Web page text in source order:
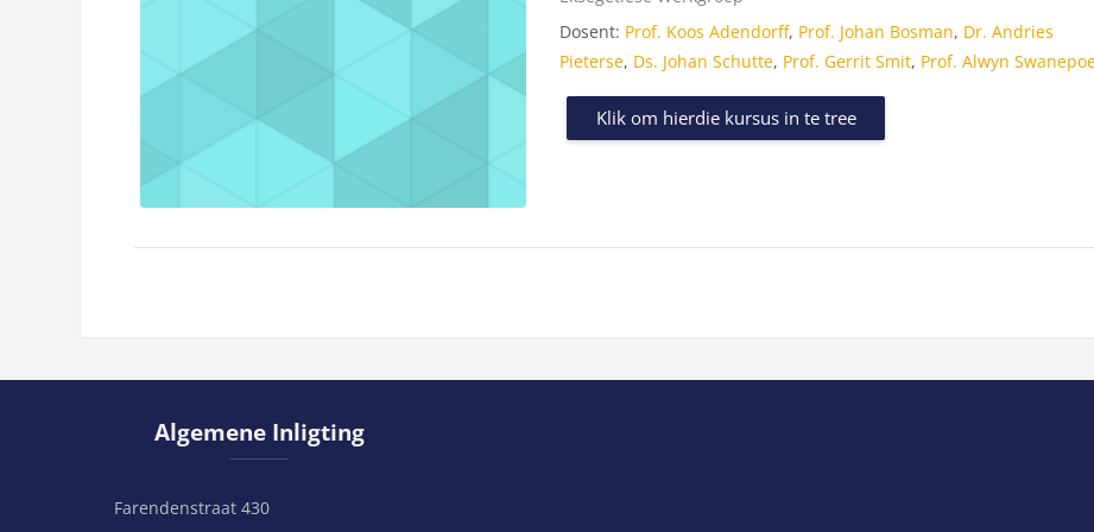
Dosent: Prof. Koos Adendorff, Prof. Johan Bosman, Dr. Andries
Pieterse, Ds. Johan Schutte, Prof. Gerrit Smit, Prof. Alwyn
Klik om hierdie kursus in te tree
Algemene Inligting
Farendenstraat 430